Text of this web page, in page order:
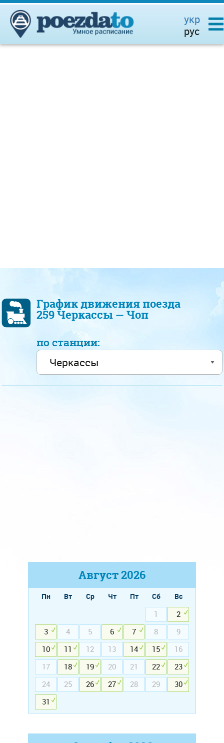
укр
рус
График движения поезда
259 Черкассы — Чоп
по станции:
Август2026
Пн Вт Ср Чт Пт Сб
Вс
1
2
3
4 5 6 7 8
9
10
11 12 13 14 15
16
17
18 19 20 21 22
23
24
25 26 27 28 29
30
31